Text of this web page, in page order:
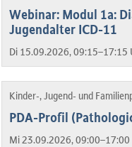
Webinar: Modul 1a:
Jugendalter ICD-11
Di 15.09.2026, 09:15–17:15
Kinder-, Jugend- und
PDA-Profil
Mi 23.09.2026,